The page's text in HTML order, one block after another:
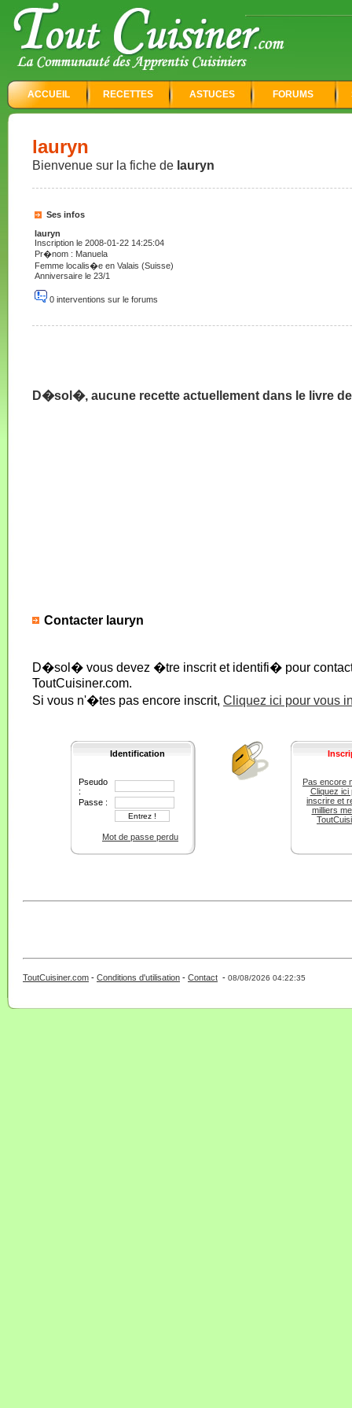
ACCUEIL RECETTES ASTUCES FORUMS
lauryn
Bienvenue sur la fiche de lauryn
Ses infos
lauryn
Inscription le 2008-01-22 14:25:04
Pr�nom : Manuela
Femme localis�e en Valais (Suisse)
Anniversaire le 23/1
0 interventions sur le forums
D�sol�, aucune recette actuellement dans le livre
Contacter lauryn
D�sol� vous devez �tre inscrit et identifi� pour
ToutCuisiner.com.
Si vous n'�tes pas encore inscrit, Cliquez ici pour vous
Identification
Pseudo
:
Passe :
Mot de passe perdu
Pas encore
Cliquez ici
inscrire et
milliers
ToutCuisiner.com - Conditions d'utilisation - Contact - 08/08/2026 04:22:35